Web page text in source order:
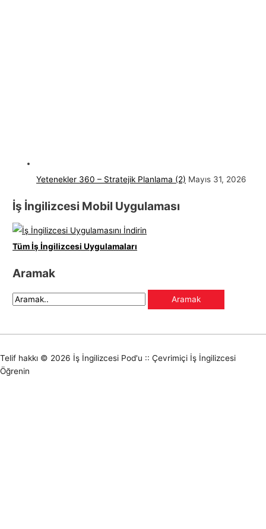
Yetenekler 360 – Stratejik Planlama (2) Mayıs 31, 2026
İş İngilizcesi Mobil Uygulaması
Tüm İş İngilizcesi Uygulamaları
Aramak
Telif hakkı © 2026 İş İngilizcesi Pod'u :: Çevrimiçi İş İngilizcesi
Öğrenin